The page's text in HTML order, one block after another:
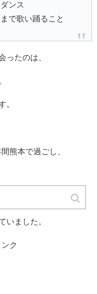
ンス
で歌い踊ること
ったのは、
。
熊本で過ごし、
なりました。
いました。
ク